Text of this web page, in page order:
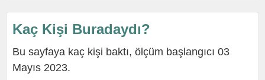
Kaç Kişi Buradaydı?
Bu sayfaya kaç kişi baktı, ölçüm başlangıcı 03
Mayıs 2023.